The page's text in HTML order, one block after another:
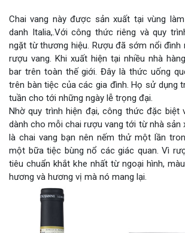
Chai vang này được sản xuất tại vùng
danh Italia,.Với công thức riêng và quy
ngặt từ thương hiệu. Rượu đã sớm nổi đình
rượu vang. Khi xuất hiện tại nhiều nhà
bar trên toàn thế giới. Đây là thức uống
trên bàn tiệc của các gia đình. Họ sử dụng
tuần cho tới những ngày lễ trọng đại.
Nhờ quy trình hiện đại, công thức đặc biệt
dành cho mỗi chai rượu vang tới từ nhà sản
là chai vang bạn nên nếm thử một lần
một bữa tiệc bùng nổ các giác quan. Vì
tiêu chuẩn khắt khe nhất từ ngoại hình,
hương và hương vị mà nó mang lại.